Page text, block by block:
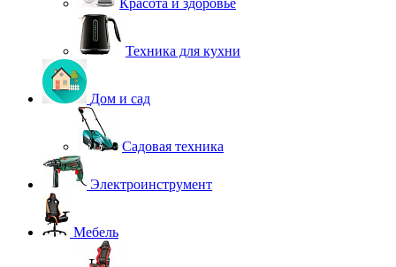
Красота и здоровье
Техника для кухни
Дом и сад
Садовая техника
Электроинструмент
Мебель